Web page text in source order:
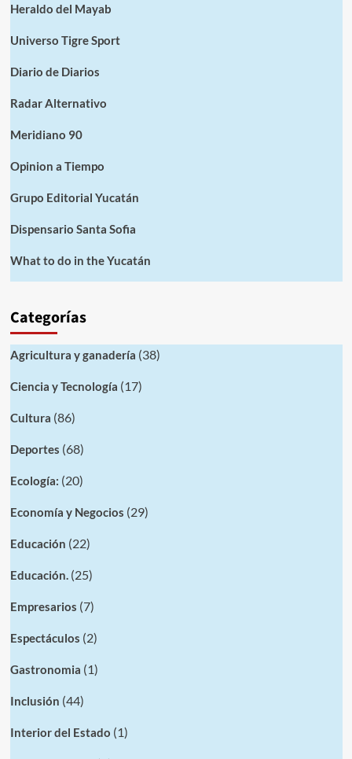
Heraldo del Mayab
Universo Tigre Sport
Diario de Diarios
Radar Alternativo
Meridiano 90
Opinion a Tiempo
Grupo Editorial Yucatán
Dispensario Santa Sofia
What to do in the Yucatán
Categorías
Agricultura y ganadería (38)
Ciencia y Tecnología (17)
Cultura (86)
Deportes (68)
Ecología: (20)
Economía y Negocios (29)
Educación (22)
Educación. (25)
Empresarios (7)
Espectáculos (2)
Gastronomia (1)
Inclusión (44)
Interior del Estado (1)